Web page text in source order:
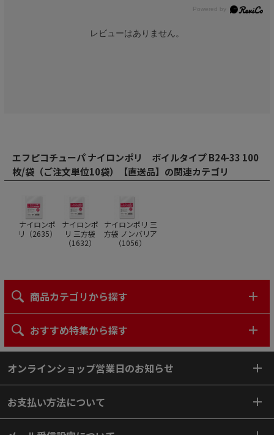
レビューはありません。
エフピコチューパ ナイロンポリ ボイルタイプ B24-33 100
枚/袋（ご注文単位10袋）【直送品】の関連カテゴリ
ナイロンポ
リ（2635）
ナイロンポ
リ 三方袋
（1632）
ナイロンポリ 三
方袋 ノンバリア
（1056）
商品カテゴリから探す
おすすめ特集から探す
オンラインショップ営業日のお知らせ
お支払い方法について